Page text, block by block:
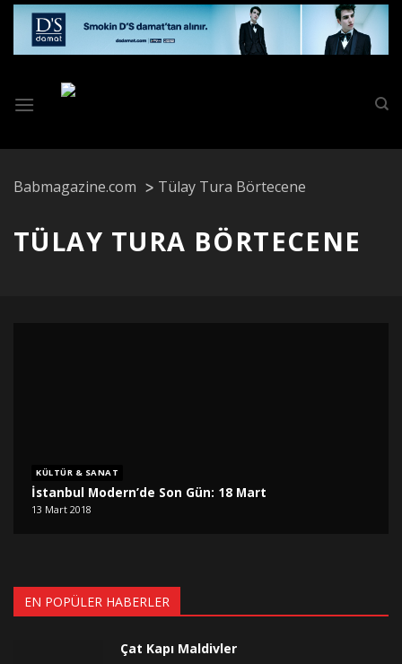
Skip
content
Babmagazine.com Tülay Tura Börtecene
TÜLAY TURA BÖRTECENE
KÜLTÜR & SANAT
İstanbul Modern’de Son Gün: 18 Mart
13 Mart 2018
EN POPÜLER HABERLER
Çat Kapı Maldivler